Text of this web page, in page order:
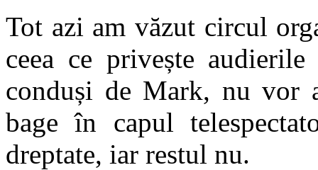
Tot azi am văzut circul
ceea ce privește
conduși de Mark, nu vor
bage în capul
dreptate, iar restul nu.